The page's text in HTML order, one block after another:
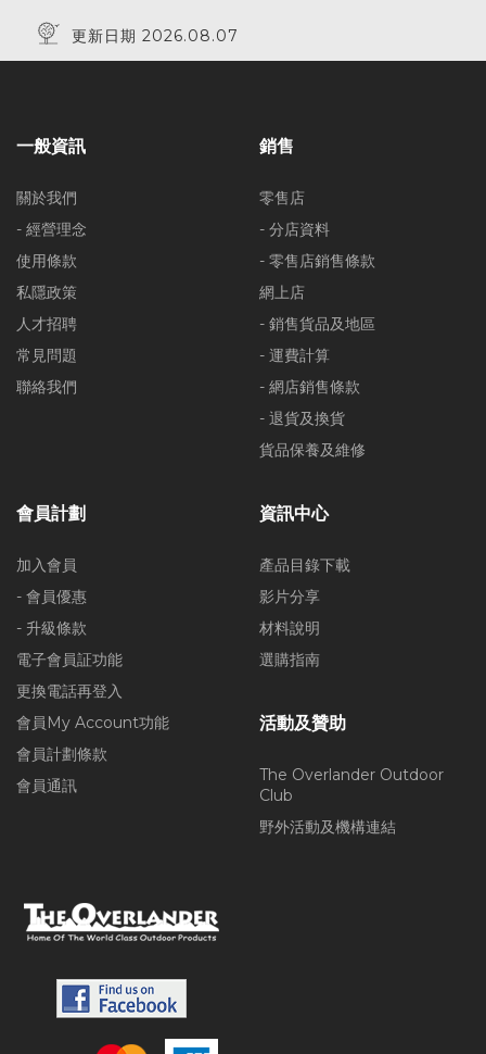
更新日期 2026.08.07
一般資訊
關於我們
- 經營理念
使用條款
私隱政策
人才招聘
常見問題
聯絡我們
銷售
零售店
- 分店資料
- 零售店銷售條款
網上店
- 銷售貨品及地區
- 運費計算
- 網店銷售條款
- 退貨及換貨
貨品保養及維修
會員計劃
加入會員
- 會員優惠
- 升級條款
電子會員証功能
更換電話再登入
會員My Account功能
會員計劃條款
會員通訊
資訊中心
產品目錄下載
影片分享
材料說明
選購指南
活動及贊助
The Overlander Outdoor
Club
野外活動及機構連結